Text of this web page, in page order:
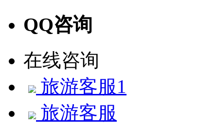
QQ咨询
在线咨询
旅游客服1
旅游客服